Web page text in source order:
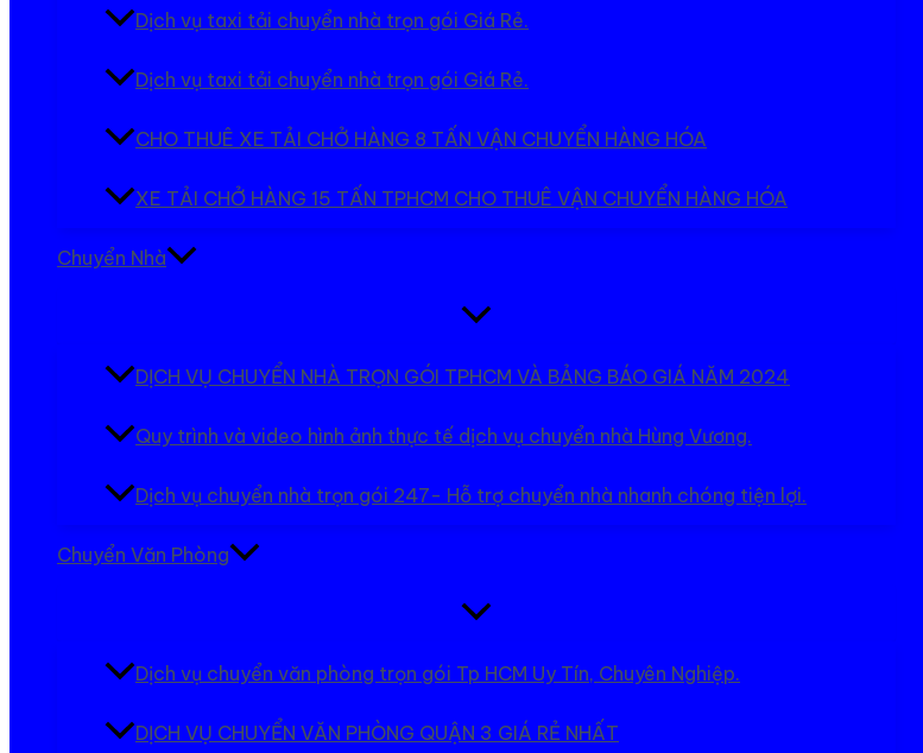
Dịch vụ taxi tải chuyển nhà trọn gói Giá Rẻ.
Dịch vụ taxi tải chuyển nhà trọn gói Giá Rẻ.
CHO THUÊ XE TẢI CHỞ HÀNG 8 TẤN VẬN CHUYỂN HÀNG HÓA
XE TẢI CHỞ HÀNG 15 TẤN TPHCM CHO THUÊ VẬN CHUYỂN HÀNG HÓA
Chuyển Nhà
Bật/tắt
DỊCH VỤ CHUYỂN NHÀ TRỌN GÓI TPHCM VÀ BẢNG BÁO GIÁ NĂM 2024
Quy trình và video hình ảnh thực tế dịch vụ chuyển nhà Hùng Vương.
Dịch vụ chuyển nhà trọn gói 247- Hỗ trợ chuyển nhà nhanh chóng tiện lợi.
Chuyển Văn Phòng
Bật/tắt
Dịch vụ chuyển văn phòng trọn gói Tp HCM Uy Tín, Chuyên Nghiệp.
DỊCH VỤ CHUYỂN VĂN PHÒNG QUẬN 3 GIÁ RẺ NHẤT